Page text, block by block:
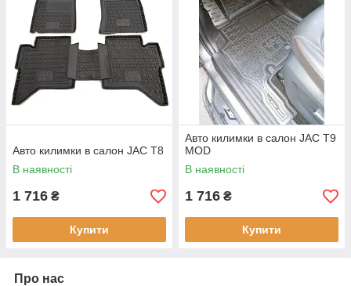
Авто килимки в салон JAC T8
В наявності
1 716 ₴
Купити
Авто килимки в салон JAC T9
MOD
В наявності
1 716 ₴
Купити
Про нас